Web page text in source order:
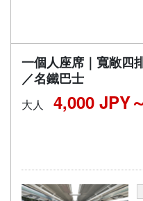
一個人座席｜寬敞四
／名鐵巴士
大人 4,000 JPY